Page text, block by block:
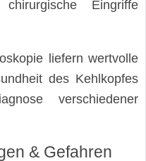
Eingriffe
liefern wertvolle
des Kehlkopfes
verschiedener
& Gefahren